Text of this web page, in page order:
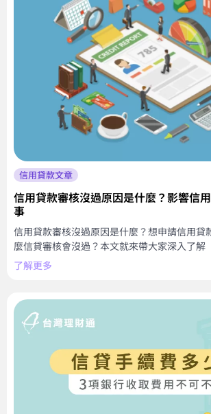
信用貸款文章
信用貸款審核沒過原因是什麼？影響信
事
信用貸款審核沒過原因是什麼？想申請信用貸
麼信貸審核會沒過？本文就來帶大家深入了解
了解更多